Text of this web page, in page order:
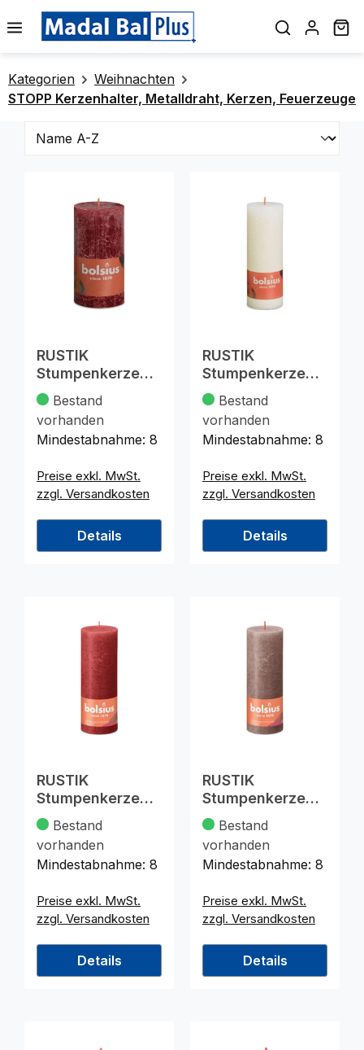
springen
Kategorien
Weihnachten
STOPP Kerzenhalter, Metalldraht, Kerzen, Feuerzeuge
RUSTIK
Stumpenkerze
130x68 altrot
Bestand
vorhanden
Mindestabnahme: 8
Preise exkl. MwSt.
zzgl. Versandkosten
Details
RUSTIK
Stumpenkerze
190x68 elfenbein
Bestand
vorhanden
Mindestabnahme: 8
Preise exkl. MwSt.
zzgl. Versandkosten
Details
RUSTIK
Stumpenkerze
190x68 rot
Bestand
vorhanden
Mindestabnahme: 8
Preise exkl. MwSt.
zzgl. Versandkosten
Details
RUSTIK
Stumpenkerze
190x68 taupe
Bestand
vorhanden
Mindestabnahme: 8
Preise exkl. MwSt.
zzgl. Versandkosten
Details